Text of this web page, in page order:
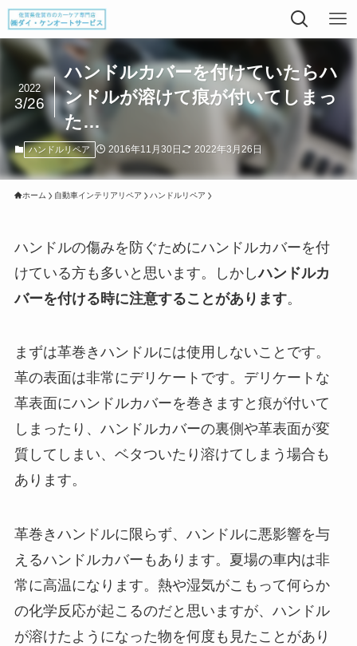
ハンドルカバーを付けていたらハ
ンドルが溶けて痕が付いてしまっ
た…
2022
3/26
ハンドルリペア 2016年11月30日 2022年3月26日
ホーム 自動車インテリアリペア ハンドルリペア
ハンドルの傷みを防ぐためにハンドルカバーを付
けている方も多いと思います。しかしハンドルカ
バーを付ける時に注意することがあります。
まずは革巻きハンドルには使用しないことです。
革の表面は非常にデリケートです。デリケートな
革表面にハンドルカバーを巻きますと痕が付いて
しまったり、ハンドルカバーの裏側や革表面が変
質してしまい、ベタついたり溶けてしまう場合も
あります。
革巻きハンドルに限らず、ハンドルに悪影響を与
えるハンドルカバーもあります。夏場の車内は非
常に高温になります。熱や湿気がこもって何らか
の化学反応が起こるのだと思いますが、ハンドル
が溶けたようになった物を何度も見たことがあり